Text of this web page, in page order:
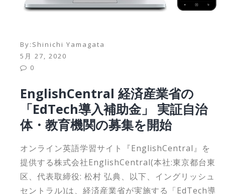
By: Shinichi Yamagata
5月 27, 2020
0
EnglishCentral 経済産業省の
「EdTech導入補助金」 実証自治
体・教育機関の募集を開始
オンライン英語学習サイト『EnglishCentral』を
提供する株式会社EnglishCentral(本社:東京都台東
区、代表取締役: 松村 弘典、以下、イングリッシュ
セントラル)は、経済産業省が実施する「EdTech導